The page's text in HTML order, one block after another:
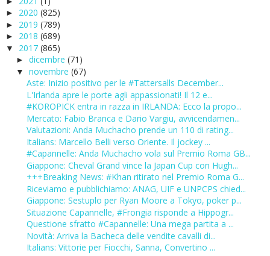
► 2020 (825)
► 2019 (789)
► 2018 (689)
▼ 2017 (865)
► dicembre (71)
▼ novembre (67)
Aste: Inizio positivo per le #Tattersalls December...
L'Irlanda apre le porte agli appassionati! Il 12 e...
#KOROPICK entra in razza in IRLANDA: Ecco la propo...
Mercato: Fabio Branca e Dario Vargiu, avvicendamen...
Valutazioni: Anda Muchacho prende un 110 di rating...
Italians: Marcello Belli verso Oriente. Il jockey ...
#Capannelle: Anda Muchacho vola sul Premio Roma GB...
Giappone: Cheval Grand vince la Japan Cup con Hugh...
+++Breaking News: #Khan ritirato nel Premio Roma G...
Riceviamo e pubblichiamo: ANAG, UIF e UNPCPS chied...
Giappone: Sestuplo per Ryan Moore a Tokyo, poker p...
Situazione Capannelle, #Frongia risponde a Hippogr...
Questione sfratto #Capannelle: Una mega partita a ...
Novità: Arriva la Bacheca delle vendite cavalli di...
Italians: Vittorie per Fiocchi, Sanna, Convertino ...